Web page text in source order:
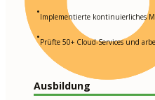
•Implementierte kontinuierliches
•Prüfte 50+ Cloud-Services und
Ausbildung